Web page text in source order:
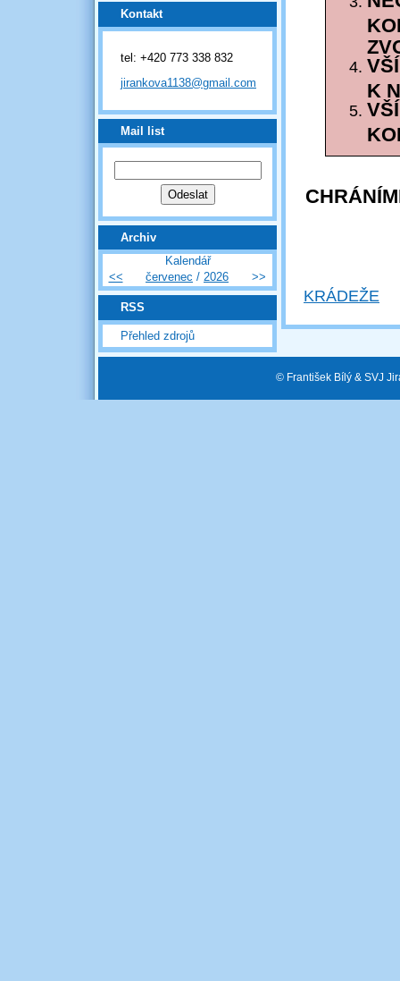
Kontakt
tel: +420 773 338 832
jirankova1138@gmail.com
Mail list
Archiv
Kalendář
<<
červenec / 2026 >>
RSS
Přehled zdrojů
K
KRÁDEŽE
© František Bílý & SVJ